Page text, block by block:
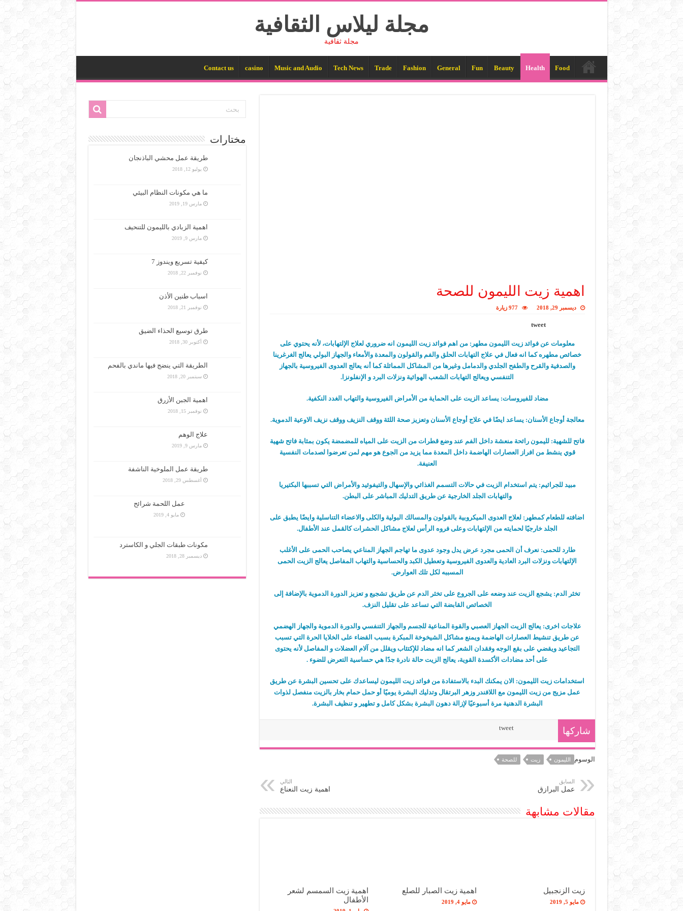
مجلة ليلاس الثقافية
مجلة ثقافية
Food
Health
Beauty
Fun
General
Fashion
Trade
Tech News
Music and Audio
casino
Contact us
اهمية زيت الليمون للصحة
ديسمبر 29, 2018 977 زيارة
tweet
معلومات عن فوائد زيت الليمونمطهر: من اهم فوائد زيت الليمون انه ضروري لعلاج الإلتهابات، لأنه يحتوي على
خصائص مطهره كما انه فعال في علاج التهابات الحلق والفم والقولون والمعدة والأمعاء والجهاز البولي يعالج الغرغرينا
والصدفية والقرح والطفح الجلدي والدمامل وغيرها من المشاكل المماثلة كما أنه يعالج العدوى الفيروسية بالجهاز
التنفسي ويعالج التهابات الشعب الهوائية ونزلات البرد و الإنفلونزا.
مضاد للفيروسات: يساعد الزيت على الحماية من الأمراض الفيروسية والتهاب الغدد النكفية.
معالجة أوجاع الأسنان: يساعد ايضًا في علاج أوجاع الأسنان وتعزيز صحة اللثة ووقف النزيف ووقف نزيف الاوعية الدموية.
فاتح للشهية: لليمون رائحة منعشة داخل الفم عند وضع قطرات من الزيت على المياه للمضمضة يكون بمثابة فاتح شهية
قوي ينشط من افراز العصارات الهاضمة داخل المعدة مما يزيد من الجوع هو مهم لمن تعرضوا لصدمات النفسية
العنيفة.
مبيد للجراثيم: يتم استخدام الزيت في حالات التسمم الغذائي والإسهال والتيفوئيد والأمراض التي تسببها البكتيريا
والتهابات الجلد الخارجية عن طريق التدليك المباشر على البطن.
اضافته للطعام كمطهر: لعلاج العدوى الميكروبية بالقولون والمسالك البولية والكلى والاعضاء التناسلية وايضًا يطبق على
الجلد خارجيًا لحمايته من الإلتهابات وعلى فروه الرأس لعلاج مشاكل الحشرات كالقمل عند الأطفال.
طارد للحمى: نعرف أن الحمى مجرد عرض يدل وجود عدوى ما تهاجم الجهاز المناعي يصاحب الحمى على الأغلب
الإلتهابات ونزلات البرد العادية والعدوى الفيروسية وتعطيل الكبد والحساسية والتهاب المفاصل يعالج الزيت الحمى
المسببه لكل تلك العوارض.
تخثر الدم: يشجع الزيت عند وضعه على الجروع على تخثر الدم عن طريق تشجيع و تعزيز الدورة الدموية بالإضافة إلى
الخصائص القابضة التي تساعد على تقليل النزف.
علاجات اخرى: يعالج الزيت الجهاز العصبي والقوة المناعية للجسم والجهاز التنفسي والدورة الدموية والجهاز الهضمي
عن طريق تنشيط العصارات الهاضمة ويمنع مشاكل الشيخوخة المبكرة بسبب القضاء على الخلايا الحرة التي تسبب
التجاعيد ويقضي على بقع الوجه وفقدان الشعر كما انه مضاد للإكتئاب ويقلل من آلام العضلات و المفاصل لأنه يحتوى
على أحد مضادات الأكسدة القوية، يعالج الزيت حالة نادرة جدًا هي حساسية التعرض للضوء .
استخدامات زيت الليمون: الان يمكنك البدء بالاستفادة من فوائد زيت الليمون ليساعدك على تحسين البشرة عن طريق
عمل مزيج من زيت الليمون مع اللافندر وزهر البرتقال وتدليك البشرة يوميًا أو حمل حمام بخار بالزيت منفصل لذوات
البشرة الدهنية مرة أسبوعيًا لإزالة دهون البشرة بشكل كامل و تطهير و تنظيف البشرة.
شاركها tweet
الوسوم الليمون زيت للصحة
السابق
عمل البرازق
التالي
اهمية زيت النعناع
مقالات مشابهة
زيت الزنجبيل
مايو 5, 2019
اهمية زيت الصبار للصلع
مايو 4, 2019
اهمية زيت السمسم لشعر
الأطفال
مختارات
طريقة عمل محشي الباذنجان
يوليو 12, 2018
ما هي مكونات النظام البيئي
مارس 19, 2019
اهمية الزبادي بالليمون للتنحيف
مارس 9, 2019
كيفية تسريع ويندوز 7
نوفمبر 22, 2018
اسباب طنين الأذن
نوفمبر 21, 2018
طرق توسيع الحذاء الضيق
أكتوبر 30, 2018
الطريقة التي ينضج فيها ماندي بالفحم
سبتمبر 20, 2018
اهمية الجبن الأزرق
نوفمبر 15, 2018
علاج الوهم
مارس 9, 2019
طريقة عمل الملوخية الناشفة
أغسطس 29, 2018
عمل اللحمة شرائح
مايو 4, 2019
مكونات طبقات الجلي و الكاسترد
ديسمبر 28, 2018